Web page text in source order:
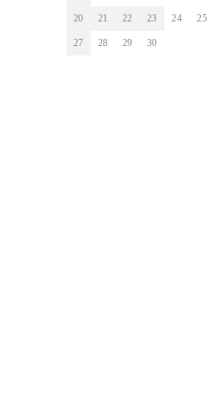
20 21 22 23 24 25
27 28 29 30